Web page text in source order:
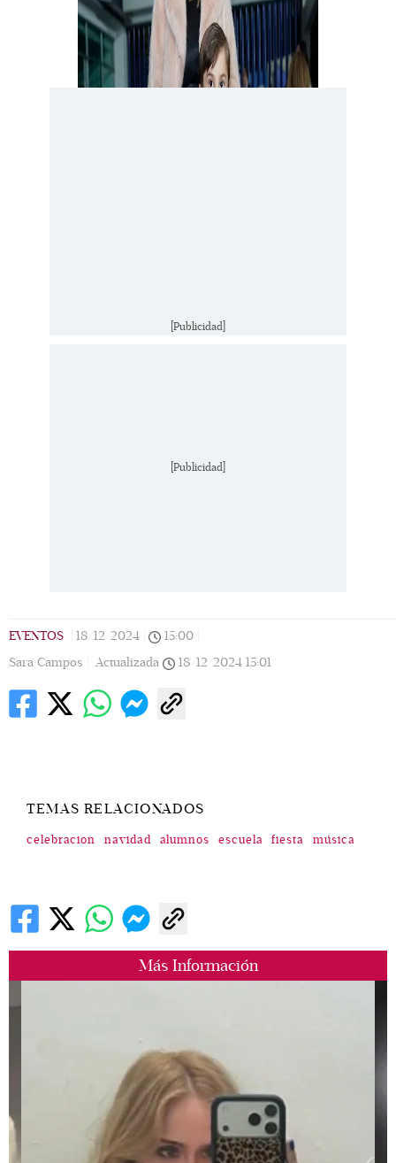
[Publicidad]
[Publicidad]
Más Información
EVENTOS 18/12/2024 15:00
Sara Campos |
Actualizada 18/12/2024 15:01
TEMAS RELACIONADOS
celebracion navidad alumnos escuela fiesta música